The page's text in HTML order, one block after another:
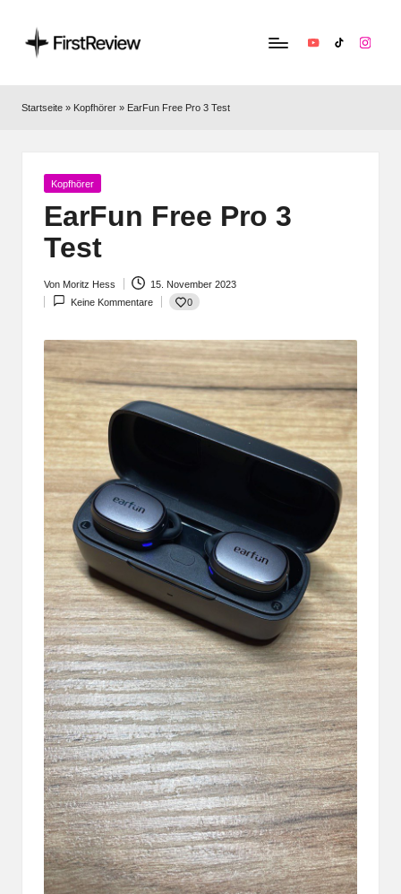
ir
Alles
Apple,
Smart‑Home,
Kopfhörern
YouTubeTikTok
Startseite » Kopfhörer » EarFun Free Pro 3 Test
Posted
Kopfhörer
EarFun Free Pro 3
Test
by
Von Moritz Hess
15. November 2023
Keine Kommentare
0